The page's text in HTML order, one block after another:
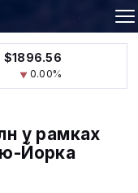
$1896.56
0.00%
у рамках
Йорка